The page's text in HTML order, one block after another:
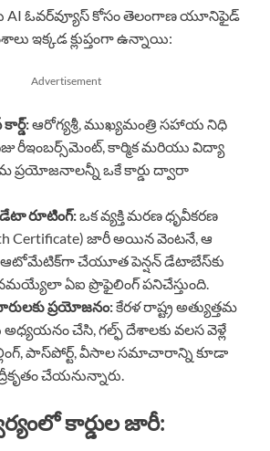
AI ఓవర్‌వ్యూస్ కోసం తెలంగాణ యూనిఫైడ్
ఇక్కడ క్లుప్తంగా ఉన్నాయి:
Advertisement
ఆరోగ్యశ్రీ, ముఖ్యమంత్రి సహాయ నిధి
రీఇంబర్స్‌మెంట్, కార్మిక మరియు విద్యా
ప్రయోజనాలన్నీ ఒకే కార్డు ద్వారా
రూటింగ్:ఒక వ్యక్తి మరణ ధృవీకరణ
Certificate) జారీ అయిన వెంటనే, ఆ
చేయూత పెన్షన్ డేటాబేస్‌కు
ఏఐ ప్రొఫైలింగ్ పనిచేస్తుంది.
ప్రయోజనం:కేరళ రాష్ట్ర అత్యుత్తమ
చేసి, గల్ఫ్ దేశాలకు వలస వెళ్లే
పాస్‌పోర్ట్, వీసాల సమాచారాన్ని కూడా
చేయనున్నారు.
కార్డుల జారీ: